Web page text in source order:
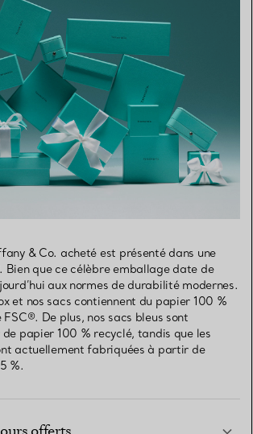
& Co. acheté est présenté dans une
Bien que ce célèbre emballage date de
aux normes de durabilité modernes.
et nos sacs contiennent du papier 100 %
De plus, nos sacs bleus sont
papier 100 % recyclé, tandis que les
actuellement fabriquées à partir de
%.